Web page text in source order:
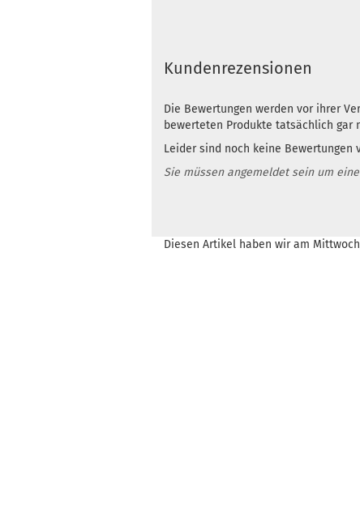
Kundenrezensionen
Die Bewertungen werden vor ihrer
bewerteten Produkte tatsächlich gar
Leider sind noch keine Bewertungen
Sie müssen angemeldet sein um
Diesen Artikel haben wir am